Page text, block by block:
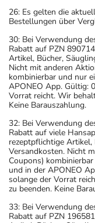
26: Es gelten die
Bestellungen über
30: Bei Verwendung
Rabatt auf PZN
Artikel, Bücher,
Nicht mit anderen
kombinierbar und nur
APONEO App. Gültig:
Vorrat reicht. Wir
Keine Barauszahlung.
32: Bei Verwendung
Rabatt auf viele
rezeptpflichtige
Versandkosten. Nicht
Coupons)
und in der APONEO
solange der Vorrat
zu beenden. Keine
33: Bei Verwendung
Rabatt auf PZN